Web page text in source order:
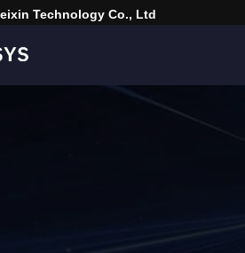
Technology Co., Ltd